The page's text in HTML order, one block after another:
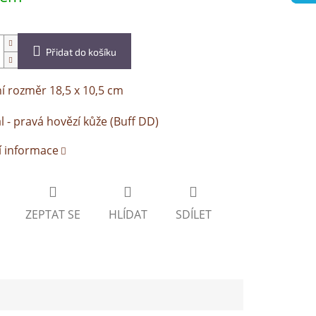
Přidat do košíku
rozměr 18,5 x 10,5 cm
- pravá hovězí kůže (Buff DD)
informace
ZEPTAT SE HLÍDAT SDÍLET